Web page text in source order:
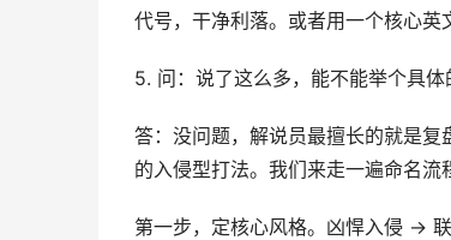
代号，干净利落。或者用一个核心英
5. 问：说了这么多，能不能举个具
答：没问题，解说员最擅长的就是
的入侵型打法。我们来走一遍命名流
第一步，定核心风格。凶悍入侵 →